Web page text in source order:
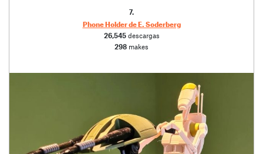
7.
Phone Holder de E. Soderberg
26,545 descargas
298 makes